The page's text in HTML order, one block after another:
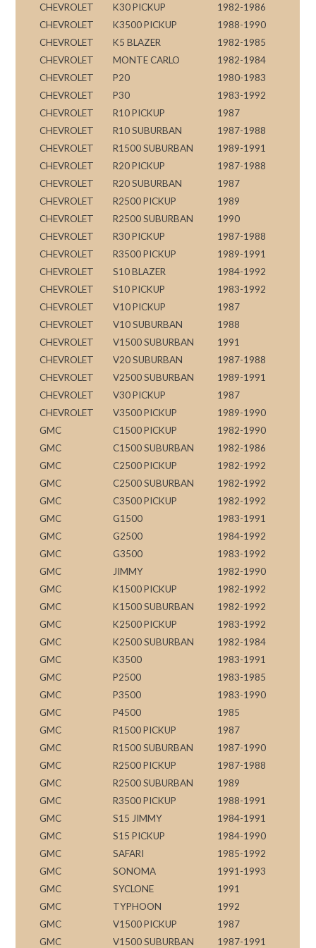
CHEVROLET
K30 PICKUP
1982-1986
CHEVROLET
K3500 PICKUP
1988-1990
CHEVROLET
K5 BLAZER
1982-1985
CHEVROLET
MONTE CARLO
1982-1984
CHEVROLET
P20
1980-1983
CHEVROLET
P30
1983-1992
CHEVROLET
R10 PICKUP
1987
CHEVROLET
R10 SUBURBAN
1987-1988
CHEVROLET
R1500 SUBURBAN
1989-1991
CHEVROLET
R20 PICKUP
1987-1988
CHEVROLET
R20 SUBURBAN
1987
CHEVROLET
R2500 PICKUP
1989
CHEVROLET
R2500 SUBURBAN
1990
CHEVROLET
R30 PICKUP
1987-1988
CHEVROLET
R3500 PICKUP
1989-1991
CHEVROLET
S10 BLAZER
1984-1992
CHEVROLET
S10 PICKUP
1983-1992
CHEVROLET
V10 PICKUP
1987
CHEVROLET
V10 SUBURBAN
1988
CHEVROLET
V1500 SUBURBAN
1991
CHEVROLET
V20 SUBURBAN
1987-1988
CHEVROLET
V2500 SUBURBAN
1989-1991
CHEVROLET
V30 PICKUP
1987
CHEVROLET
V3500 PICKUP
1989-1990
GMC
C1500 PICKUP
1982-1990
GMC
C1500 SUBURBAN
1982-1986
GMC
C2500 PICKUP
1982-1992
GMC
C2500 SUBURBAN
1982-1992
GMC
C3500 PICKUP
1982-1992
GMC
G1500
1983-1991
GMC
G2500
1984-1992
GMC
G3500
1983-1992
GMC
JIMMY
1982-1990
GMC
K1500 PICKUP
1982-1992
GMC
K1500 SUBURBAN
1982-1992
GMC
K2500 PICKUP
1983-1992
GMC
K2500 SUBURBAN
1982-1984
GMC
K3500
1983-1991
GMC
P2500
1983-1985
GMC
P3500
1983-1990
GMC
P4500
1985
GMC
R1500 PICKUP
1987
GMC
R1500 SUBURBAN
1987-1990
GMC
R2500 PICKUP
1987-1988
GMC
R2500 SUBURBAN
1989
GMC
R3500 PICKUP
1988-1991
GMC
S15 JIMMY
1984-1991
GMC
S15 PICKUP
1984-1990
GMC
SAFARI
1985-1992
GMC
SONOMA
1991-1993
GMC
SYCLONE
1991
GMC
TYPHOON
1992
GMC
V1500 PICKUP
1987
GMC
V1500 SUBURBAN 1987-1991